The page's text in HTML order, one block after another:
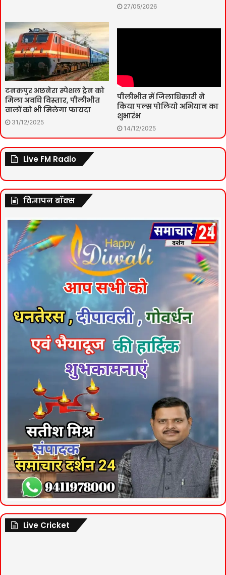
27/05/2026
टनकपुर अछनेरा स्पेशल ट्रेन को
मिला अवधि विस्तार, पीलीभीत
वालों को भी मिलेगा फायदा
31/12/2025
पीलीभीत में जिलाधिकारी ने
किया पल्स पोलियो अभियान का
शुभारंभ
14/12/2025
Live FM Radio
विज्ञापन बॉक्स
Live Cricket